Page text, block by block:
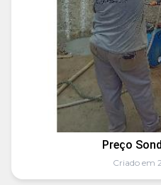
Preço
Criado em